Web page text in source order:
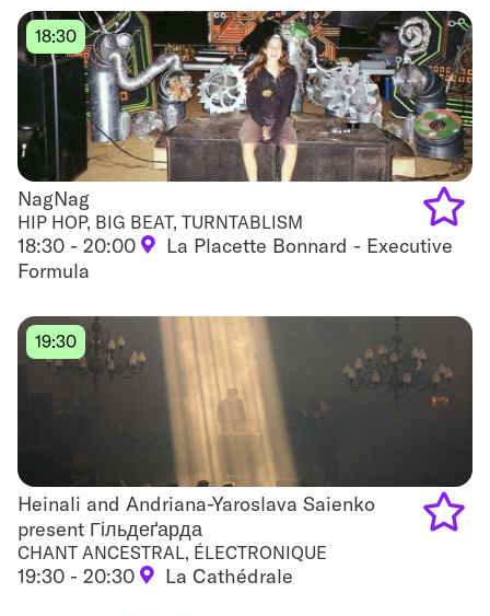
to
NagNag
NagNag
HIP HOP, BIG BEAT, TURNTABLISM
18:30 - 20:00
La Placette Bonnard - Executive
Formula
18:30
Add
Heinali and Andriana-Yaroslava Saienko present
Гільдеґарда
Heinali and Andriana-Yaroslava Saienko
present Гільдеґарда
CHANT ANCESTRAL, ÉLECTRONIQUE
19:30 - 20:30 La Cathédrale
19:30